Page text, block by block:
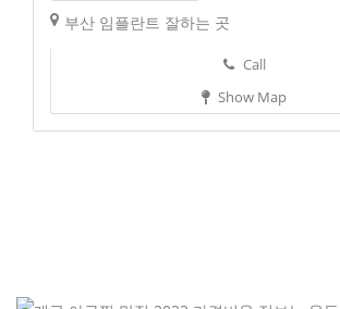
부산 임플란트 잘하는 곳
Call
Show Map